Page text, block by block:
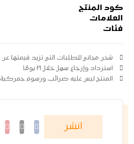
كود المنتج
العلامات
فئات
شحن مجاني للطلبات التي تزيد قيمتها عن ۱۰۰ درهم
استرداد وإرجاع سهل خلال ۲۱ يومًا
المنتج ليس عليه ضرائب ورسوم جمركية